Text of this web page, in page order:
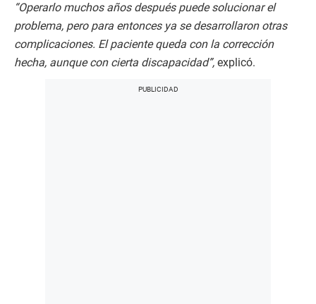
“Operarlo muchos años después puede solucionar el
problema, pero para entonces ya se desarrollaron otras
complicaciones. El paciente queda con la corrección
hecha, aunque con cierta discapacidad”, explicó.